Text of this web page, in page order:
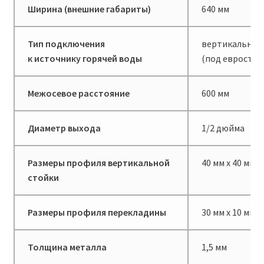
Ширина (внешние габариты) 640 мм
Тип подключения
к источнику горячей воды
вертикальное
(под
Межосевое расстояние 600 мм
Диаметр выхода 1/2 дюйма
Размеры профиля вертикальной
стойки
40 мм х 40 мм
Размеры профиля перекладины 30 мм х 10 мм
Толщина металла 1,5 мм